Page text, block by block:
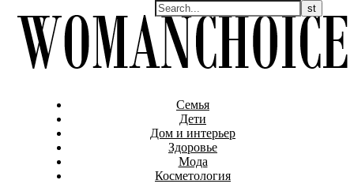
Семья
Дети
Дом и интерьер
Здоровье
Мода
Косметология